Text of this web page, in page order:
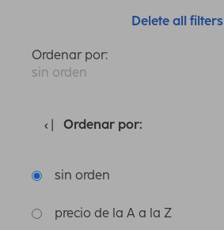
Delete all filters
Ordenar por:
sin orden
Ordenar por:
sin orden
precio de la A a la Z